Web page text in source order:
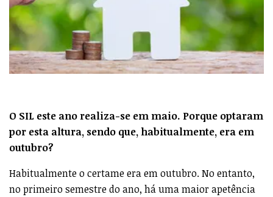
O SIL este ano realiza-se em maio. Porque optaram
por esta altura, sendo que, habitualmente, era em
outubro?
Habitualmente o certame era em outubro. No entanto,
no primeiro semestre do ano, há uma maior apetência